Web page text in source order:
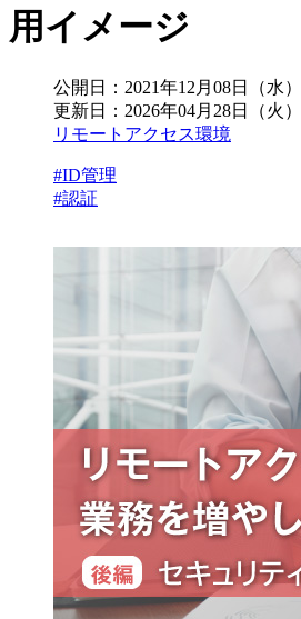
用イメージ
公開日： 2021年12月08日（水）
更新日： 2026年04月28日（火）
リモートアクセス環境
#ID管理
#認証